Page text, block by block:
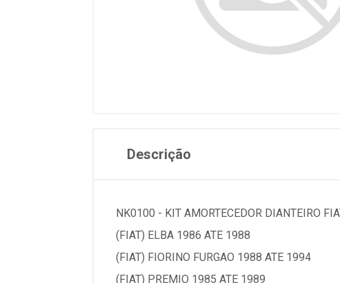
Descrição
NK0100 - KIT AMORTECEDOR DIANTEIRO
(FIAT) ELBA 1986 ATE 1988
(FIAT) FIORINO FURGAO 1988 ATE 1994
(FIAT) PREMIO 1985 ATE 1989